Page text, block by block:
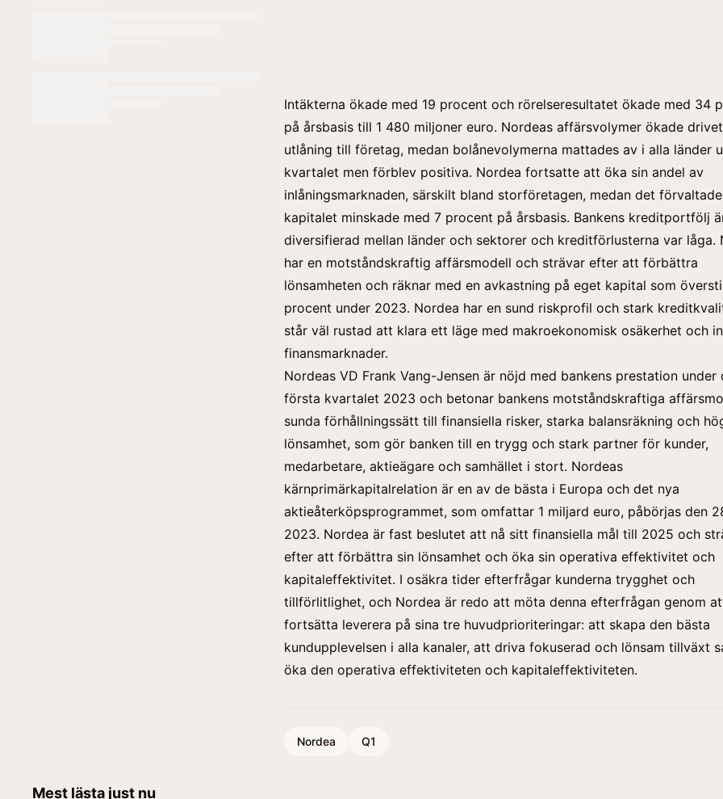
Intäkterna ökade med 19 procent och rörelseresultatet ökade med 34
på årsbasis till 1 480 miljoner euro. Nordeas affärsvolymer ökade
utlåning till företag, medan bolånevolymerna mattades av i alla länder
kvartalet men förblev positiva. Nordea fortsatte att öka sin andel av
inlåningsmarknaden, särskilt bland storföretagen, medan det förvaltade
kapitalet minskade med 7 procent på årsbasis. Bankens kreditportfölj
diversifierad mellan länder och sektorer och kreditförlusterna var låga.
har en motståndskraftig affärsmodell och strävar efter att förbättra
lönsamheten och räknar med en avkastning på eget kapital som
procent under 2023. Nordea har en sund riskprofil och stark
står väl rustad att klara ett läge med makroekonomisk osäkerhet och
finansmarknader.
Nordeas VD Frank Vang-Jensen är nöjd med bankens prestation under
första kvartalet 2023 och betonar bankens motståndskraftiga
sunda förhållningssätt till finansiella risker, starka balansräkning och
lönsamhet, som gör banken till en trygg och stark partner för kunder,
medarbetare, aktieägare och samhället i stort. Nordeas
kärnprimärkapitalrelation är en av de bästa i Europa och det nya
aktieåterköpsprogrammet, som omfattar 1 miljard euro, påbörjas den
2023. Nordea är fast beslutet att nå sitt finansiella mål till 2025 och
efter att förbättra sin lönsamhet och öka sin operativa effektivitet och
kapitaleffektivitet. I osäkra tider efterfrågar kunderna trygghet och
tillförlitlighet, och Nordea är redo att möta denna efterfrågan genom
fortsätta leverera på sina tre huvudprioriteringar: att skapa den bästa
kundupplevelsen i alla kanaler, att driva fokuserad och lönsam tillväxt
öka den operativa effektiviteten och kapitaleffektiviteten.
Nordea Q1
Mest lästa just nu